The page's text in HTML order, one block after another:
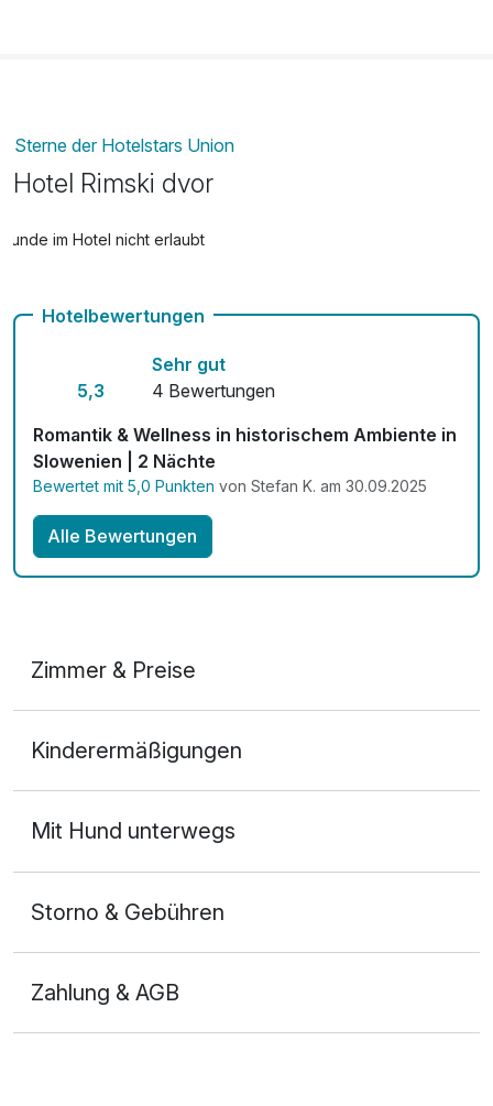
Sterne der Hotelstars Union
Hotel Rimski dvor
Hunde im Hotel nicht erlaubt
Hotelbewertungen
5,3
Sehr gut
4 Bewertungen
Romantik & Wellness in historischem Ambiente in
Slowenien | 2 Nächte
Bewertet mit 5,0 Punkten von Stefan K. am 30.09.2025
Alle Bewertungen
Zimmer & Preise
2 Erwachsene und 1 Kind
Für 8 Tage 756,00 €
Kinderermäßigungen
Mit Hund unterwegs
Storno & Gebühren
Zahlung & AGB